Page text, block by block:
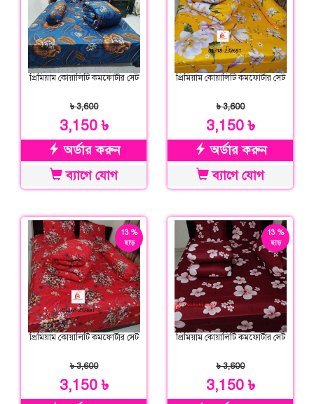
প্রিমিয়াম কোয়ালিটি কমফোর্টার সেট
৳ 3,600
3,150 ৳
অর্ডার করুন
ব্যাগে যোগ
প্রিমিয়াম কোয়ালিটি কমফোর্টার সেট
৳ 3,600
3,150 ৳
অর্ডার করুন
ব্যাগে যোগ
13 %
ছাড়
প্রিমিয়াম কোয়ালিটি কমফোর্টার সেট
৳ 3,600
3,150 ৳
13 %
ছাড়
প্রিমিয়াম কোয়ালিটি কমফোর্টার সেট
৳ 3,600
3,150 ৳